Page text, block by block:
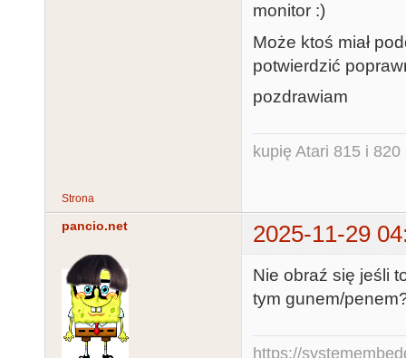
monitor :)
Może ktoś miał
potwierdzić
pozdrawiam
kupię Atari 815 i 820
Strona
pancio.net 2025-11-29
Nie obraź się jeśli
tym gunem/
https://